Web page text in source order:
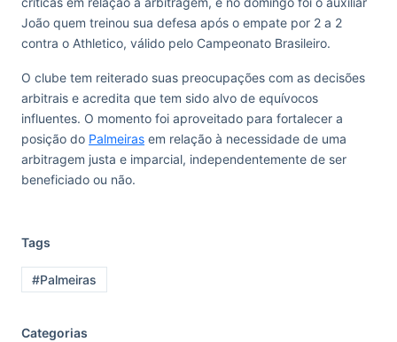
João quem treinou sua defesa após o empate por 2 a 2
contra o Athletico, válido pelo Campeonato Brasileiro.
O clube tem reiterado suas preocupações com as decisões
arbitrais e acredita que tem sido alvo de equívocos
influentes. O momento foi aproveitado para fortalecer a
posição do Palmeiras em relação à necessidade de uma
arbitragem justa e imparcial, independentemente de ser
beneficiado ou não.
Tags
#Palmeiras
Categorias